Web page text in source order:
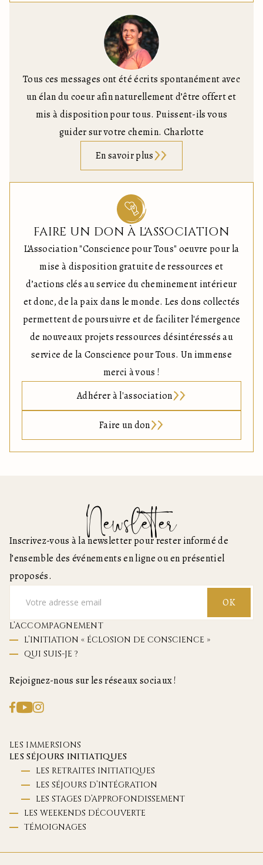
Tous ces messages ont été écrits spontanément avec
un élan du coeur afin naturellement d’être offert et
mis à disposition pour tous. Puissent-ils vous
guider sur votre chemin. Charlotte
En savoir plus
FAIRE UN DON À L'ASSOCIATION
L'Association "Conscience pour Tous" oeuvre pour la
mise à disposition gratuite de ressources et
d’actions clés au service du cheminement intérieur
et donc, de la paix dans le monde. Les dons collectés
permettent de poursuivre et de faciliter l'émergence
de nouveaux projets ressources désintéressés au
service de la Conscience pour Tous. Un immense
merci à vous !
Adhérer à l'association
Faire un don
Newsletter
Inscrivez-vous à la newsletter pour rester informé de
l’ensemble des événements en ligne ou en présentiel
proposés.
OK
L’ACCOMPAGNEMENT
L’INITIATION « ÉCLOSION DE CONSCIENCE »
QUI SUIS-JE ?
Rejoignez-nous sur les réseaux sociaux !
LES IMMERSIONS
LES SÉJOURS INITIATIQUES
LES RETRAITES INITIATIQUES
LES SÉJOURS D’INTÉGRATION
LES STAGES D’APPROFONDISSEMENT
LES WEEKENDS DÉCOUVERTE
TÉMOIGNAGES